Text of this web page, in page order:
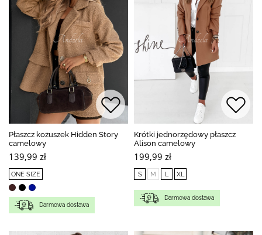
Płaszcz kożuszek Hidden Story
camelowy
139,99 zł
ONE SIZE
Darmowa dostawa
Krótki jednorzędowy płaszcz
Alison camelowy
199,99 zł
S M L XL
Darmowa dostawa